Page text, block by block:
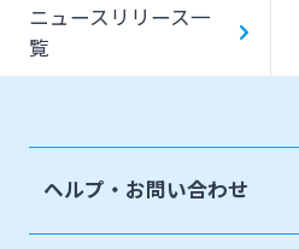
ニュースリリース一
覧
ヘルプ・お問い合わせ